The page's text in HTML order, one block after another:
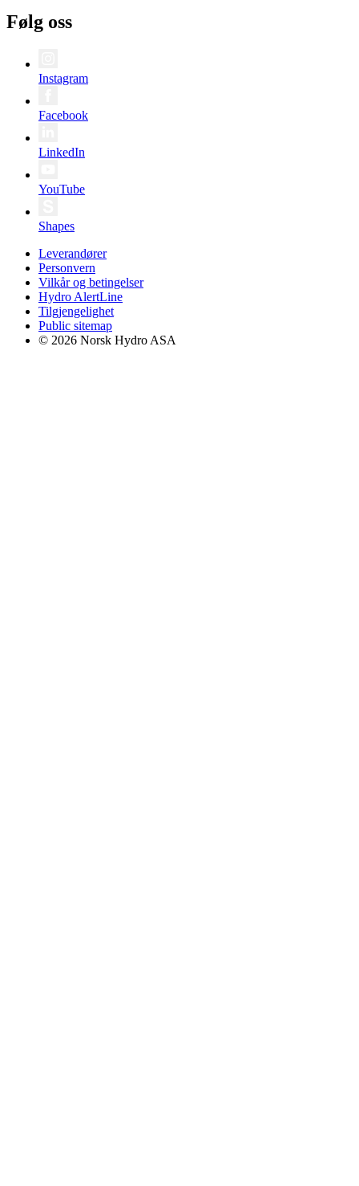
Følg oss
Instagram
Facebook
LinkedIn
YouTube
Shapes
Leverandører
Personvern
Vilkår og betingelser
Hydro AlertLine
Tilgjengelighet
Public sitemap
© 2026 Norsk Hydro ASA